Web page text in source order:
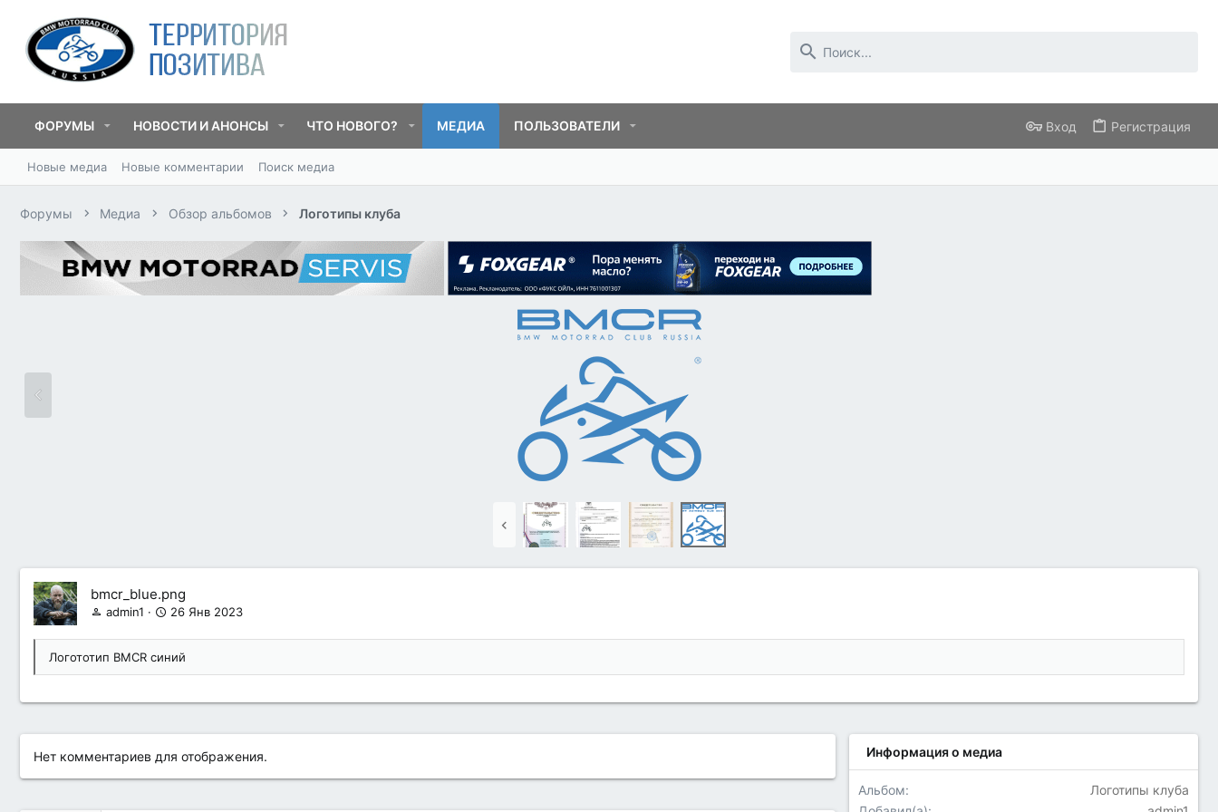
ФОРУМЫ НОВОСТИ И АНОНСЫ ЧТО НОВОГО? МЕДИА ПОЛЬЗОВАТЕЛИ Вход Регистрация
Новые медиа Новые комментарии Поиск медиа
Форумы Медиа Обзор альбомов Логотипы клуба
bmcr_blue.png
admin1 26 Янв 2023
Логототип BMCR синий
Нет комментариев для отображения. Информация о медиа
Альбом
Логотипы клуба